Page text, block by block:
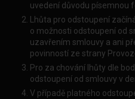
uvedení důvodu písemnou
Lhůta pro odstoupení
o možnosti odstoupení od
uzavřením smlouvy a ani
povinností ze strany
Pro za chování lhůty dle
odstoupení od smlouvy v
V případě platného